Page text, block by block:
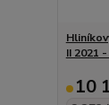
II 2021
10